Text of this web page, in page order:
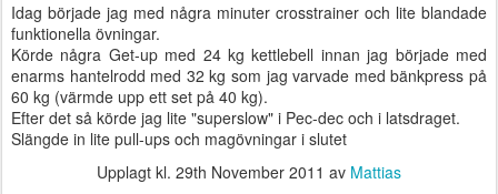
Idag började jag med några minuter crosstrainer och lite blandade
funktionella övningar.
Körde några Get-up med 24 kg kettlebell innan jag började med
enarms hantelrodd med 32 kg som jag varvade med bänkpress på
60 kg (värmde upp ett set på 40 kg).
Efter det så körde jag lite "superslow" i Pec-dec och i latsdraget.
Slängde in lite pull-ups och magövningar i slutet
Upplagt kl. 29th November 2011 av Mattias